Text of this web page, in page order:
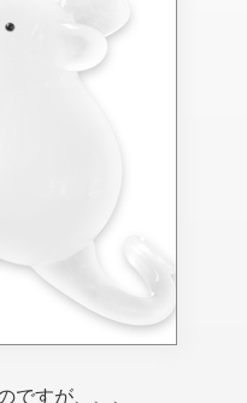
ですが、、、